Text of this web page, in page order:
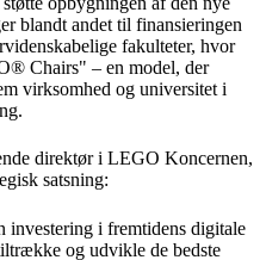
blandt andet til finansieringen
fakulteter, hvor
Chairs" – en model, der
virksomhed og universitet i
direktør i LEGO Koncernen,
satsning:
investering i fremtidens digitale
og udvikle de bedste